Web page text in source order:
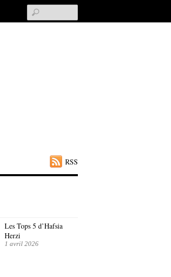
RSS
Les Tops 5 d’Hafsia
Herzi
1 avril 2026